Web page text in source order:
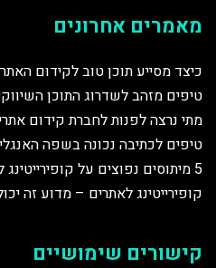
מאמרים אחרונים
כיצד מסייע תוכן טוב לקידום האתר
טיפים מזהב לשדרוג התוכן
מתי נרצה לפנות לחברת קידום
טיפים לכתיבה נכונה בשפה
5 מיתוסים נפוצים על קופירייטינג לאתר אינטרנט
קופירייטינג לאתרים – מדוע זה
קישורים שימושיים